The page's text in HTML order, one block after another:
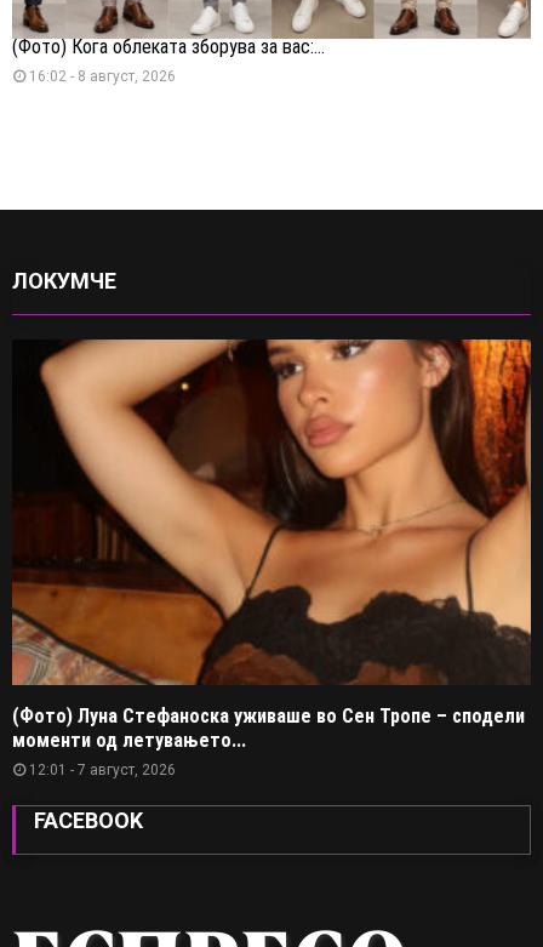
(Фото) Кога облеката зборува за вас:...
16:02 - 8 август, 2026
ЛОКУМЧЕ
(Фото) Луна Стефаноска уживаше во Сен Тропе – сподели
моменти од летувањето...
12:01 - 7 август, 2026
FACEBOOK